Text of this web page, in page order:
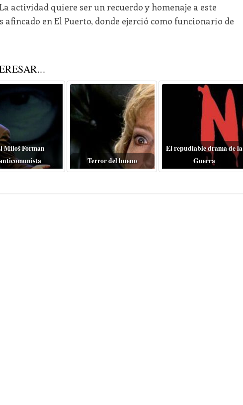
actividad quiere ser un recuerdo y homenaje a este
afincado en El Puerto, donde ejerció como funcionario de
Miloš Forman
Terror del bueno
El repudiable drama de la
Guerra